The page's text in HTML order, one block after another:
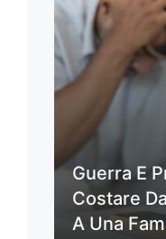
Guerra E
Costare
A Una